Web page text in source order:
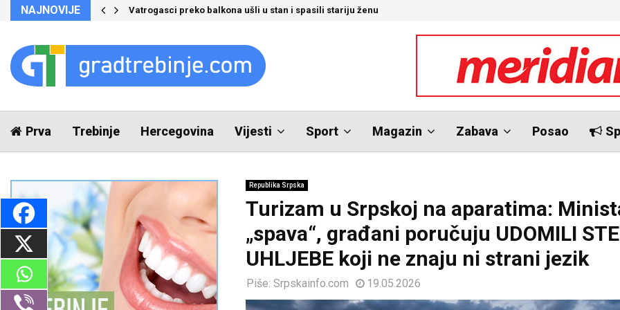
NAJNOVIJE Vatrogasci preko balkona ušli u stan i spasili stariju ženu
Prva Trebinje Hercegovina Vijesti Sport Magazin Zabava Posao
Republika Srpska
Turizam u Srpskoj na aparatima:
„spava“, građani poručuju UDOMILI STE
UHLJEBE koji ne znaju ni strani jezik
Piše: Srpskainfo.com 19.05.2026